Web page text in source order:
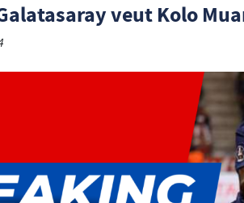
veut Kolo